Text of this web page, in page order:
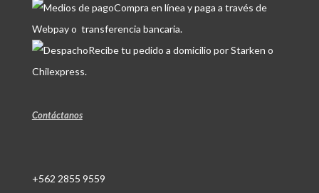
Compra en línea y paga a través de
Webpay o transferencia bancaria.
Recibe tu pedido a domicilio por Starken o
Chilexpress.
Contáctanos
+562 2855 9559